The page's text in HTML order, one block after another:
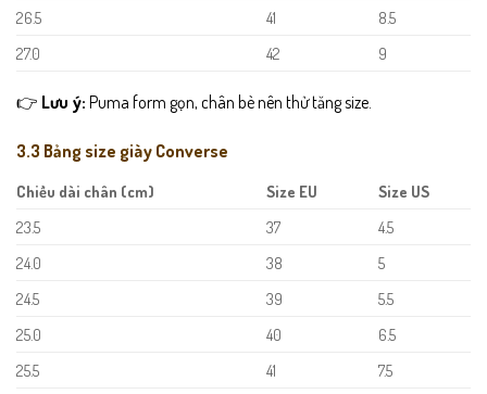
26.5
41
8.5
27.0
42 9
👉 Lưu ý: Puma form gọn, chân bè nên thử tăng size.
3.3 Bảng size giày Converse
Chiều dài chân (cm) Size EU
Size US
23.5
37
4.5
24.0
38
5
24.5
39
5.5
25.0
40
6.5
25.5
41
7.5